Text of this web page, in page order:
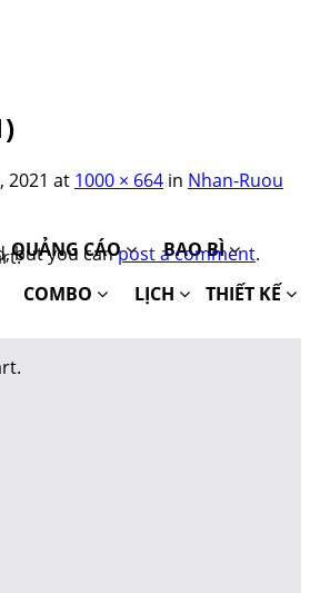
QUẢNG CÁO
BAO BÌ
COMBO LỊCH
THIẾT KẾ
2021 at 1000 × 664 in Nhan-Ruou
but you canpost a comment.